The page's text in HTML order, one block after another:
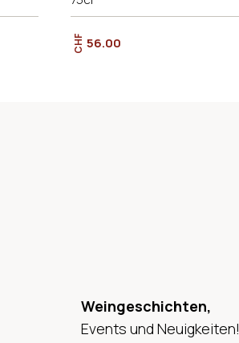
CHF 56.00
Weingeschichten,
Events und Neuigkeiten!